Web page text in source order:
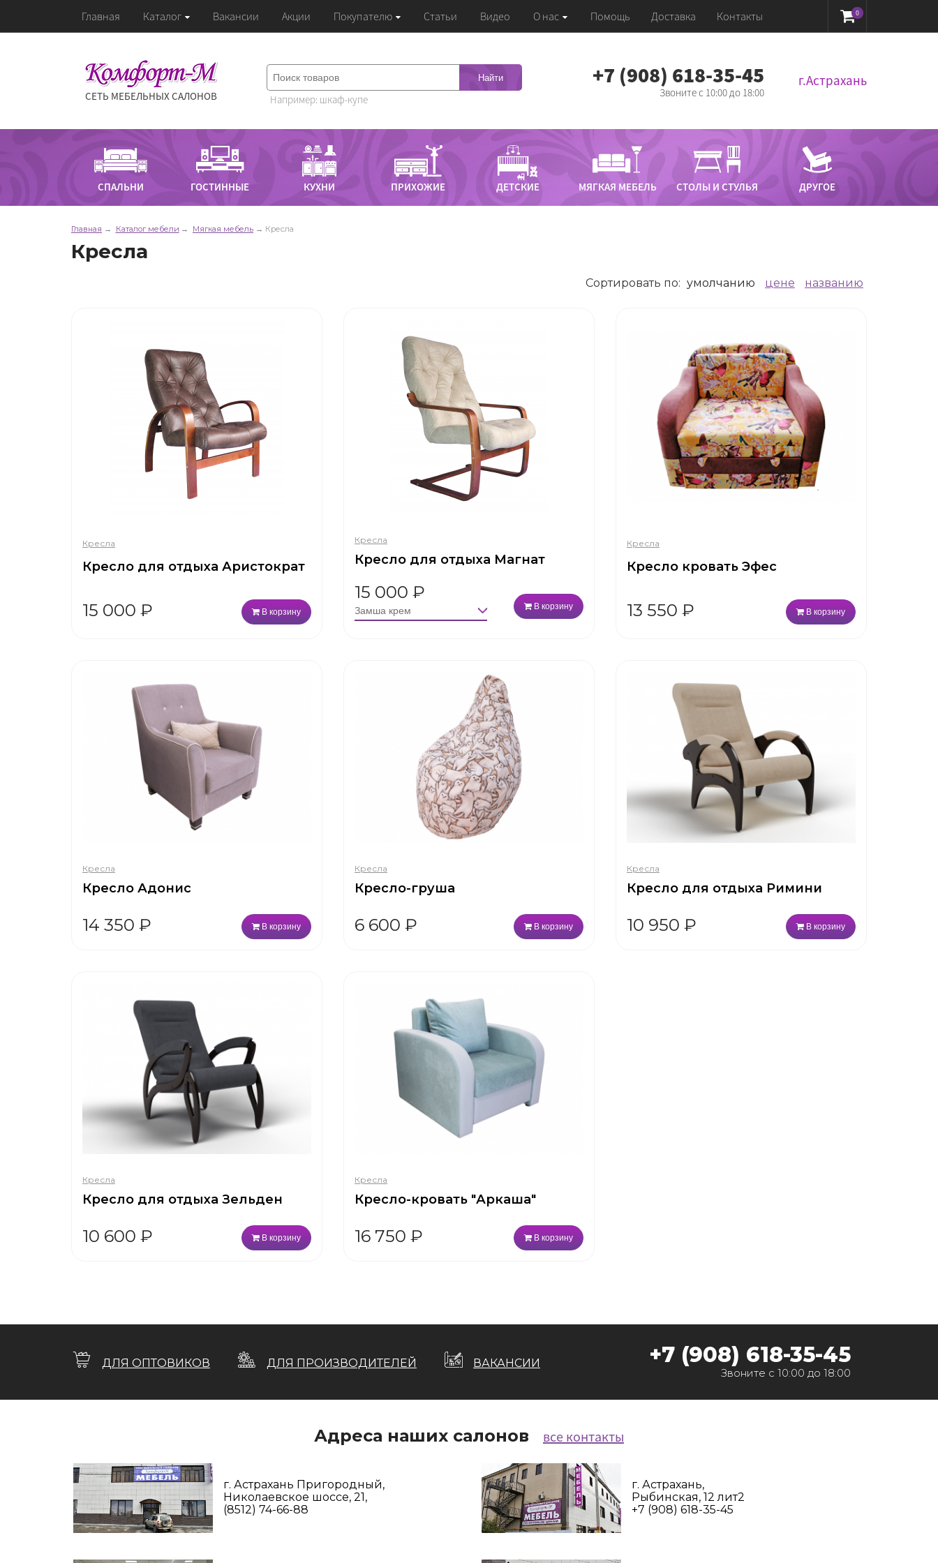
Главная Каталог Вакансии Акции Покупателю Статьи Видео О нас Помощь Доставка Контакты 0
СЕТЬ МЕБЕЛЬНЫХ САЛОНОВ
Найти
Например: шкаф-купе
‭+7 (908) 618-35-45‬
Звоните с 10:00 до 18:00
г.Астрахань
СПАЛЬНИ ГОСТИННЫЕ КУХНИ ПРИХОЖИЕ ДЕТСКИЕ МЯГКАЯ МЕБЕЛЬ СТОЛЫ И СТУЛЬЯ ДРУГОЕ
Главная Каталог мебели Мягкая мебель Кресла
Кресла
Сортировать по: умолчанию цене названию
Кресла
Кресло для отдыха Аристократ
15 000 ₽ В корзину
Кресла
Кресло для отдыха Магнат
15 000 ₽
В корзину
Кресла
Кресло кровать Эфес
13 550 ₽ В корзину
Кресла
Кресло Адонис
14 350 ₽ В корзину
Кресла
Кресло-груша
6 600 ₽ В корзину
Кресла
Кресло для отдыха Римини
10 950 ₽ В корзину
Кресла
Кресло для отдыха Зельден
10 600 ₽ В корзину
Кресла
Кресло-кровать "Аркаша"
16 750 ₽ В корзину
ДЛЯ ОПТОВИКОВ ДЛЯ ПРОИЗВОДИТЕЛЕЙ ВАКАНСИИ ‭+7 (908) 618-35-45‬
Звоните с 10:00 до 18:00
Адреса наших салонов все контакты
г. Астрахань Пригородный,
Николаевское шоссе, 21,
(8512) 74-66-88
г. Астрахань,
Рыбинская, 12 лит2
+7 (908) 618-35-45‬